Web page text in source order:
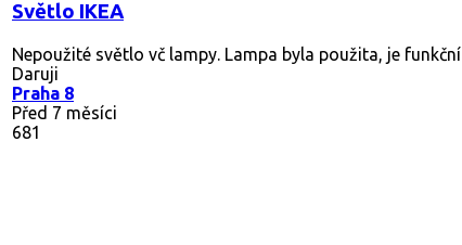
Světlo IKEA
Nepoužité světlo vč lampy. Lampa byla použita, je funkční
Daruji
Praha 8
Před 7 měsíci
681